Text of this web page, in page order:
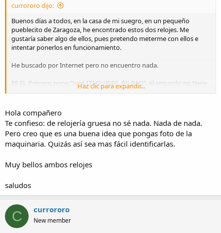
currororo dijo:
Buenos días a todos, en la casa de mi suegro, en un pequeño
pueblecito de Zaragoza, he encontrado estos dos relojes. Me
gustaría saber algo de ellos, pues pretendo meterme con ellos e
intentar ponerlos en funcionamiento.
He buscado por Internet pero no encuentro nada.
EE EL Primero pone "José IZAGUIRRE, BILBAO", el segundo no tiene
ninguna referencia o algo as´´i. Subo las fotos por si alguien me
Se pueden ver en:
https://www.dropbox.com/s/2ma6cs74h50m5ro/reloj Jose
IZAGUIRRE.JPG?dl=0
https://www.dropbox.com/s/7beuiq0z2nxq8as/relojes pared.jpg?
Muchas gracias por anticipado.
Curro
Haz clic para expandir...
Hola compañero
Te confieso: de relojería gruesa no sé nada. Nada de nada.
Pero creo que es una buena idea que pongas foto de la
maquinaria. Quizás así sea mas fácil identificarlas.
Muy bellos ambos relojes
saludos
C currororo
New member